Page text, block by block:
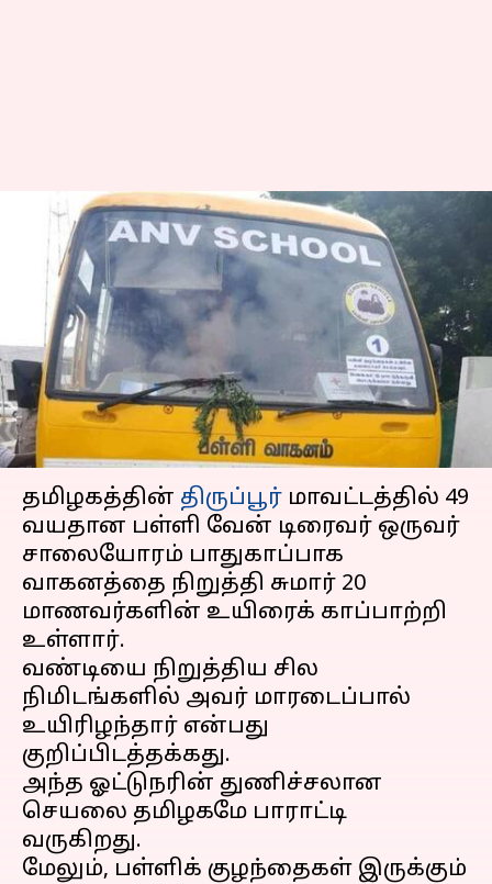
இறப்பதற்கு முன் 20
குழந்தைகளின் உயிரை
காப்பாற்றிய வேன்
டிரைவரின் குடும்பத்திற்கு
ரூ.5 லட்சம் இழப்பீடு
எழுதியவர் Sindhuja SM Jul 26, 2024 06:36 pm
செய்தி முன்னோட்டம்
தமிழகத்தின் திருப்பூர் மாவட்டத்தில் 49
வயதான பள்ளி வேன் டிரைவர் ஒருவர்
சாலையோரம் பாதுகாப்பாக
வாகனத்தை நிறுத்தி சுமார் 20
மாணவர்களின் உயிரைக் காப்பாற்றி
உள்ளார்.
வண்டியை நிறுத்திய சில
நிமிடங்களில் அவர் மாரடைப்பால்
உயிரிழந்தார் என்பது
குறிப்பிடத்தக்கது.
அந்த ஓட்டுநரின் துணிச்சலான
செயலை தமிழகமே பாராட்டி
வருகிறது.
மேலும், பள்ளிக் குழந்தைகள் இருக்கும்